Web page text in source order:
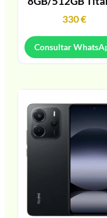
330€
Consultar